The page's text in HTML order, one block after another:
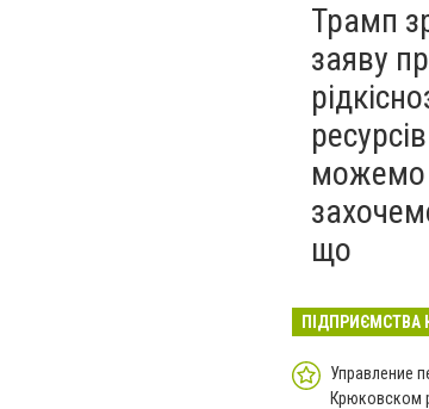
Трамп
заяву
можемо
що
ПІДПРИЄМСТВА
Управление
Крюковском